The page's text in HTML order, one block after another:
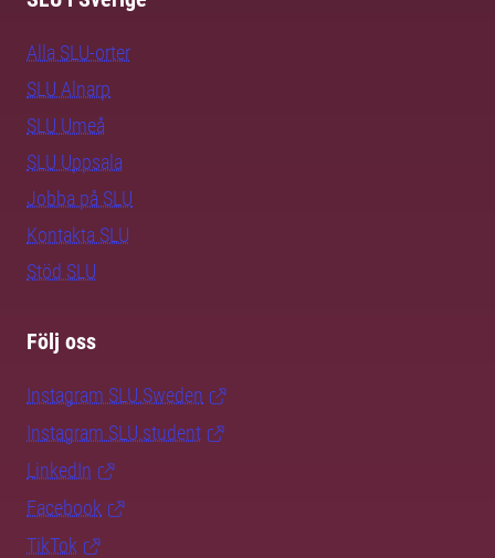
Alla SLU-orter
SLU Alnarp
SLU Umeå
SLU Uppsala
Jobba på SLU
Kontakta SLU
Stöd SLU
Följ oss
Instagram SLU.Sweden
Instagram SLU.student
LinkedIn
Facebook
TikTok